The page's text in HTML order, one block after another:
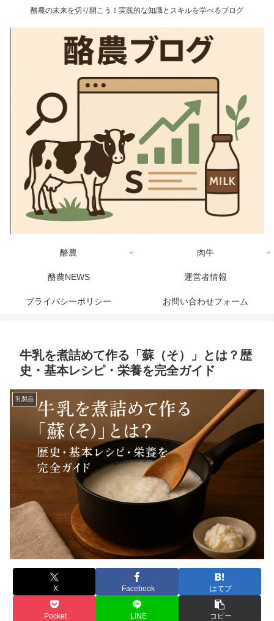
酪農の未来を切り開こう！実践的な知識とスキルを学べるブログ
酪農 肉牛
酪農NEWS 運営者情報
プライバシーポリシー お問い合わせフォーム
牛乳を煮詰めて作る「蘇（そ）」とは？歴
史・基本レシピ・栄養を完全ガイド
乳製品
X Facebook はてブ
Pocket LINE コピー